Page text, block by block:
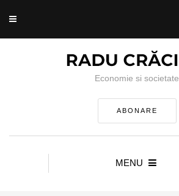
Economie si societate
ABONARE
MENU